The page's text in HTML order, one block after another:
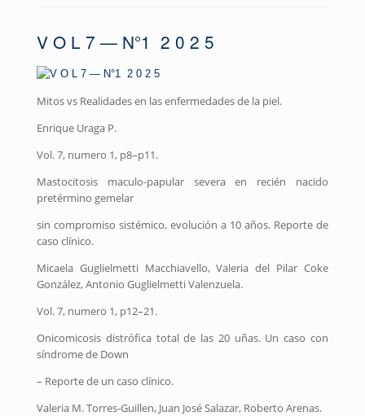
V O L 7 — N°1 2 0 2 5
Mitos vs Realidades en las enfermedades de la piel.
Enrique Uraga P.
Vol. 7, numero 1, p8–p11.
Mastocitosis maculo-papular severa en recién nacido
pretérmino gemelar
sin compromiso sistémico, evolución a 10 años. Reporte de
caso clínico.
Micaela Guglielmetti Macchiavello, Valeria del Pilar Coke
González, Antonio Guglielmetti Valenzuela.
Vol. 7, numero 1, p12–21.
Onicomicosis distrófica total de las 20 uñas. Un caso con
síndrome de Down
– Reporte de un caso clínico.
Valeria M. Torres-Guillen, Juan José Salazar, Roberto Arenas.